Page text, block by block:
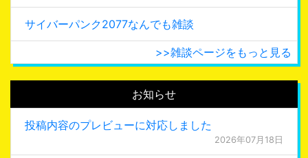
サイバーパンク2077なんでも雑談
>>雑談ページをもっと見る
お知らせ
投稿内容のプレビューに対応しました
2026年07月18日